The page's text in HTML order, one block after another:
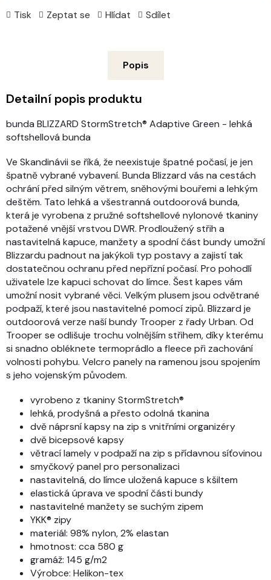
Tisk Zeptat se Hlídat Sdílet
Popis
Detailní popis produktu
bunda BLIZZARD StormStretch® Adaptive Green - lehká
softshellová bunda
Ve Skandinávii se říká, že neexistuje špatné počasí, je jen
špatně vybrané vybavení. Bunda Blizzard vás na cestách
ochrání před silným větrem, sněhovými bouřemi a lehkým
deštěm. Tato lehká a všestranná outdoorová bunda,
která je vyrobena z pružné softshellové nylonové tkaniny
potažené vnější vrstvou DWR. Prodloužený střih a
nastavitelná kapuce, manžety a spodní část bundy umožní
Blizzardu padnout na jakýkoli typ postavy a zajistí tak
dostatečnou ochranu před nepřízní počasí. Pro pohodlí
uživatele lze kapuci schovat do límce. Šest kapes vám
umožní nosit vybrané věci. Velkým plusem jsou odvětrané
podpaží, které jsou nastavitelné pomocí zipů. Blizzard je
outdoorová verze naší bundy Trooper z řady Urban. Od
Trooper se odlišuje trochu volnějším střihem, díky kterému
si snadno obléknete termoprádlo a fleece při zachování
volnosti pohybu. Velcro panely na ramenou jsou spojením
s jeho vojenským původem.
vyrobeno z tkaniny StormStretch®
lehká, prodyšná a přesto odolná tkanina
dvě náprsní kapsy na zip s vnitřními organizéry
dvě bicepsové kapsy
větrací lamely v podpaží na zip s přídavnou síťovinou
smyčkový panel pro personalizaci
nastavitelná, do límce uložená kapuce s kšiltem
elastická úprava ve spodní části bundy
nastavitelné manžety se suchým zipem
YKK® zipy
materiál: 98% nylon, 2% elastan
hmotnost: cca 580 g
gramáž: 145 g/m2
Výrobce: Helikon-tex